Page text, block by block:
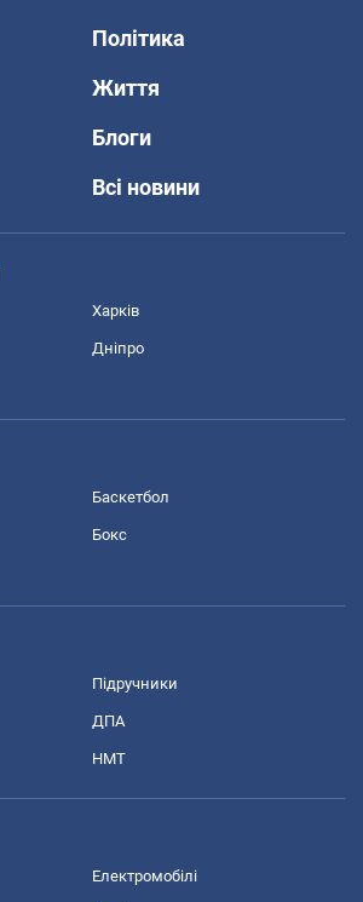
Політика
Життя
Блоги
Всі новини
Харків
Дніпро
Баскетбол
Бокс
Підручники
ДПА
НМТ
Електромобілі